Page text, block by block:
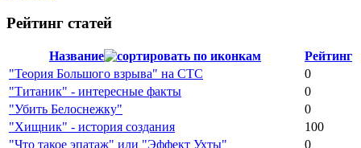
Рейтинг статей
Название
Рейтинг
"Теория Большого взрыва" на СТС
0
"Титаник" - интересные факты
0
"Убить Белоснежку"
0
"Хищник" - история создания
100
"Что такое эпатаж" или "Эффект Ухты"
0